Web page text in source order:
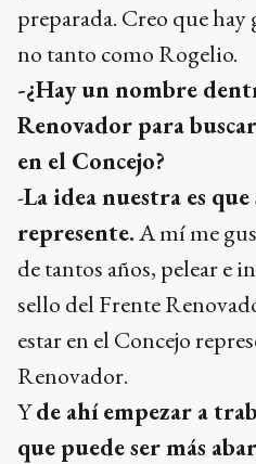
preparada. Creo que
no tanto como Rogelio.
-¿Hay un nombre
Renovador para
en el Concejo?
-La idea nuestra es
represente.A mí me
de tantos años, pelear e
sello del Frente
estar en el Concejo
Renovador.
Yde ahí empezar a
que puede ser más